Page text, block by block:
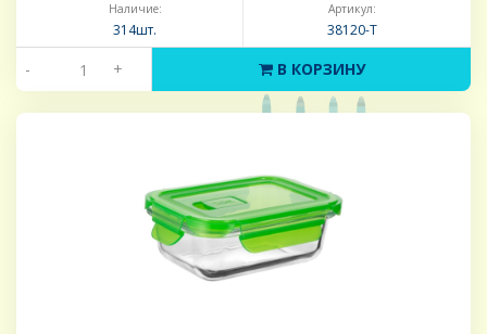
Наличие:
314шт.
Артикул:
38120-Т
- + В КОРЗИНУ